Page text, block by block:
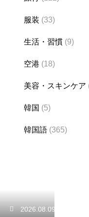
服装 (33)
生活・習慣 (9)
空港 (18)
美容・スキンケア
韓国 (5)
韓国語 (365)
2026.08.09